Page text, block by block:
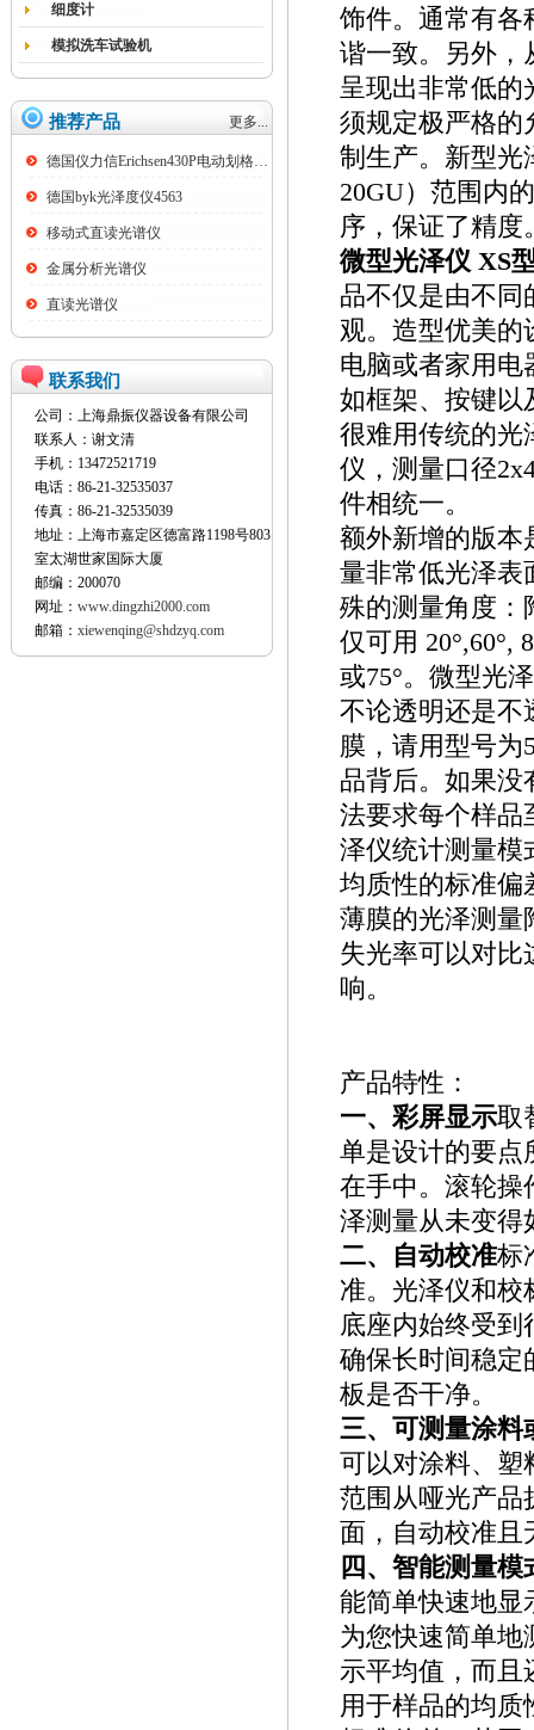
细度计
模拟洗车试验机
推荐产品 更多...
德国仪力信Erichsen430P电动划格试验仪
德国byk光泽度仪4563
移动式直读光谱仪
金属分析光谱仪
直读光谱仪
联系我们
公司：上海鼎振仪器设备有限公司
联系人：谢文清
手机：13472521719
电话：86-21-32535037
传真：86-21-32535039
地址：上海市嘉定区德富路1198号803
室太湖世家国际大厦
邮编：200070
网址： www.dingzhi2000.com
邮箱： xiewenqing@shdzyq.com
饰件。通常有各
谐一致。另外，
呈现出非常低的
须规定极严格的
制生产。新型光
20GU）范围内
序，保证了精度
微型光泽仪 XS
品不仅是由不同
观。造型优美的
电脑或者家用电
如框架、按键以
很难用传统的光
仪，测量口径
件相统一。
额外新增的版本
量非常低光泽表
殊的测量角度：
仅可用 20°,60°,
或75°。微型光
不论透明还是不
膜，请用型号为
品背后。如果没
法要求每个样品
泽仪统计测量模
均质性的标准偏
薄膜的光泽测量
失光率可以对比
响。
产品特性：
一、彩屏显示取
单是设计的要点
在手中。滚轮操
泽测量从未变得
二、自动校准标
准。光泽仪和校
底座内始终受
确保长时间稳定
板是否干净。
三、可测量涂料
可以对涂料、塑
范围从哑光产品
面，自动校准且
四、智能测量模
能简单快速地显
为您快速简单地
示平均值，而且
用于样品的均